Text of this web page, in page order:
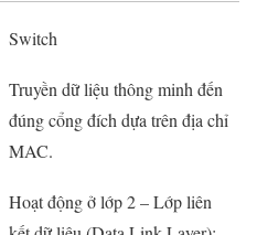
Switch
Truyền dữ liệu thông minh đến
đúng cổng đích dựa trên địa chỉ
MAC.
Hoạt động ở lớp 2 – Lớp liên